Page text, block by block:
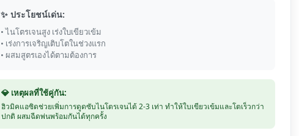
✨ ประโยชน์เด่น:
• ไนโตรเจนสูง เร่งใบเขียวเข้ม
• เร่งการเจริญเติบโตในช่วงแรก
• ผสมสูตรเองได้ตามต้องการ
💎 เหตุผลที่ใช้คู่กัน:
ฮิวมิคแอซิดช่วยเพิ่มการดูดซับไนโตรเจนได้ 2-3 เท่า ทำให้ใบเขียวเข้มและโตเร็วกว่า
ปกติ ผสมฉีดพ่นพร้อมกันได้ทุกครั้ง